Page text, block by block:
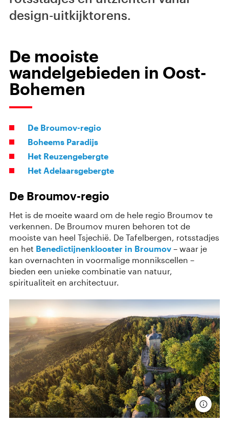
design-uitkijktorens.
De mooiste
wandelgebieden in Oost-
Bohemen
De Broumov-regio
Boheems Paradijs
Het Reuzengebergte
Het Adelaarsgebergte
De Broumov-regio
Het is de moeite waard om de hele regio Broumov te
verkennen. De Broumov muren behoren tot de
mooiste van heel Tsjechië. De Tafelbergen, rotsstadjes
en het Benedictijnenklooster in Broumov – waar je
kan overnachten in voormalige monnikscellen –
bieden een unieke combinatie van natuur,
spiritualiteit en architectuur.